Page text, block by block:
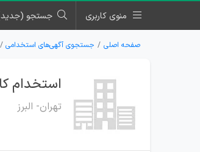
منوی کاربری جستجو
صفحه اصلی جستجوی آگهی‌های استخدامی
استخدام
تهران- البرز